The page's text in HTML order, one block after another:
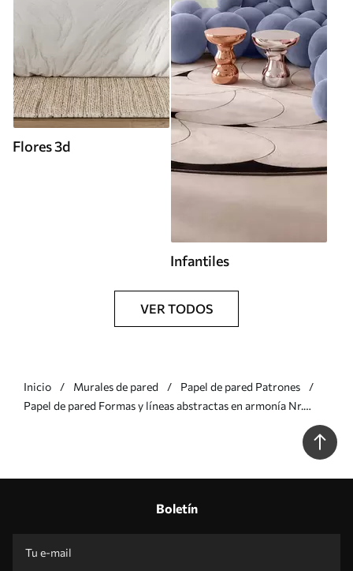
Flores 3d
Infantiles
VER TODOS
Inicio Murales de pared
Papel de pared Patrones
Papel de pared Formas y líneas abstractas en armonía Nr.
Boletín